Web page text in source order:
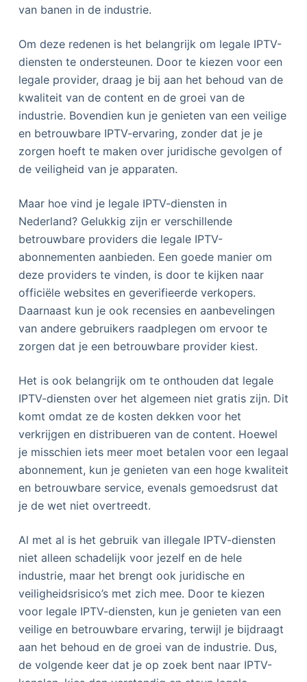
van banen in de industrie.
Om deze redenen is het belangrijk om legale IPTV-
diensten te ondersteunen. Door te kiezen voor een
legale provider, draag je bij aan het behoud van de
kwaliteit van de content en de groei van de
industrie. Bovendien kun je genieten van een veilige
en betrouwbare IPTV-ervaring, zonder dat je je
zorgen hoeft te maken over juridische gevolgen of
de veiligheid van je apparaten.
Maar hoe vind je legale IPTV-diensten in
Nederland? Gelukkig zijn er verschillende
betrouwbare providers die legale IPTV-
abonnementen aanbieden. Een goede manier om
deze providers te vinden, is door te kijken naar
officiële websites en geverifieerde verkopers.
Daarnaast kun je ook recensies en aanbevelingen
van andere gebruikers raadplegen om ervoor te
zorgen dat je een betrouwbare provider kiest.
Het is ook belangrijk om te onthouden dat legale
IPTV-diensten over het algemeen niet gratis zijn. Dit
komt omdat ze de kosten dekken voor het
verkrijgen en distribueren van de content. Hoewel
je misschien iets meer moet betalen voor een legaal
abonnement, kun je genieten van een hoge kwaliteit
en betrouwbare service, evenals gemoedsrust dat
je de wet niet overtreedt.
Al met al is het gebruik van illegale IPTV-diensten
niet alleen schadelijk voor jezelf en de hele
industrie, maar het brengt ook juridische en
veiligheidsrisico’s met zich mee. Door te kiezen
voor legale IPTV-diensten, kun je genieten van een
veilige en betrouwbare ervaring, terwijl je bijdraagt
aan het behoud en de groei van de industrie. Dus,
de volgende keer dat je op zoek bent naar IPTV-